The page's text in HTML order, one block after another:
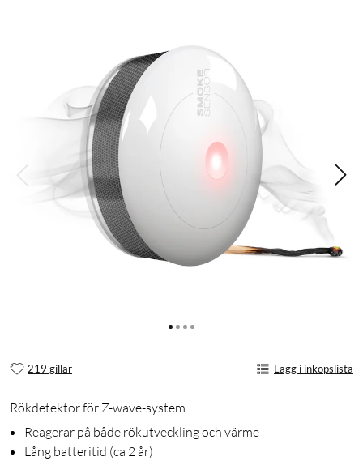
219 gillar Lägg i inköpslista
Rökdetektor för Z-wave-system
Reagerar på både rökutveckling och värme
Lång batteritid (ca 2 år)